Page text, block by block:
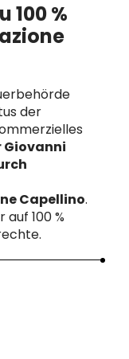
100 %
der
Giovanni
Capellino.
100 %